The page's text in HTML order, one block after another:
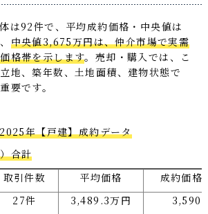
は92件で、平均成約価格・中央値は
中央値3,675万円は、仲介市場で実需
格帯を示します。売却・購入では、こ
地、築年数、土地面積、建物状態で
要です。
年【戸建】成約データ
合計
取引件数 平均価格
成約価格
27件 3,489.3万円
3,590